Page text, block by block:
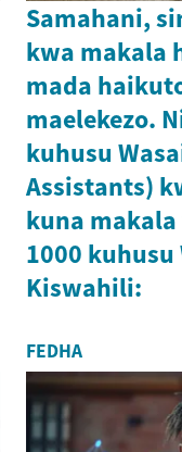
Samahani,
kwa makala
mada
maelekezo.
kuhusu
Assistants)
kuna makala
1000 kuhusu
Kiswahili:
FEDHA